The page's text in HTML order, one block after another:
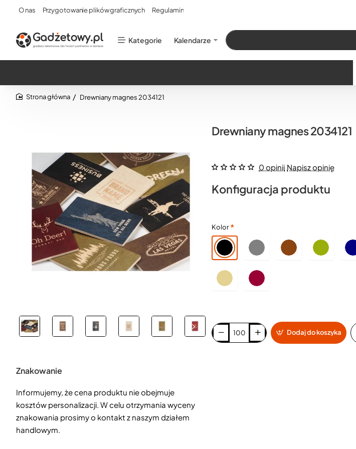
O nas Przygotowanie plików graficznych Regulamin
Kategorie Kalendarze Szukaj…
Drewniany magnes 2034121
Znakowanie
Informujemy, że cena produktu nie obejmuje
kosztów personalizacji. W celu otrzymania wyceny
znakowania prosimy o kontakt z naszym działem
handlowym.
Drewniany magnes 2034121
0 opinii Napisz opinię
Konfiguracja produktu
Kolor
Dodaj do koszyka